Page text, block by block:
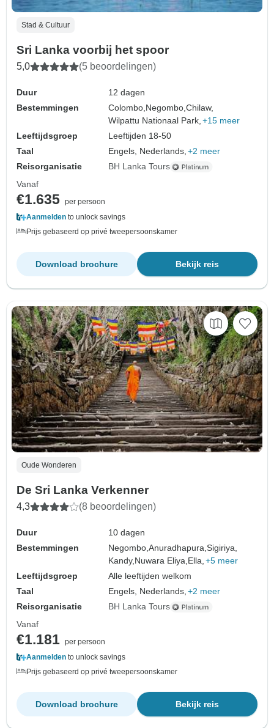
Stad & Cultuur
Sri Lanka voorbij het spoor
5,0 (5 beoordelingen)
Duur
12 dagen
Bestemmingen
Colombo, Negombo,Chilaw,
Wilpattu Nationaal Park, +15 meer
Leeftijdsgroep
Leeftijden 18-50
Taal
Engels, Nederlands, +2 meer
Reisorganisatie
BH Lanka Tours
Vanaf
€1.635 per persoon
Aanmelden to unlock savings
Prijs gebaseerd op privé tweepersoonskamer
Bekijk reis
Download brochure
Oude Wonderen
De Sri Lanka Verkenner
4,3 (8 beoordelingen)
Duur
10 dagen
Bestemmingen
Negombo,Anuradhapura,Sigiriya,
Kandy, Nuwara Eliya, Ella, +5 meer
Leeftijdsgroep
Alle leeftijden welkom
Taal
Engels, Nederlands, +2 meer
Reisorganisatie
BH Lanka Tours
Vanaf
€1.181 per persoon
Aanmelden to unlock savings
Prijs gebaseerd op privé tweepersoonskamer
Bekijk reis
Download brochure